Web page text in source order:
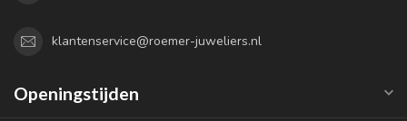
klantenservice@roemer-juweliers.nl
Openingstijden